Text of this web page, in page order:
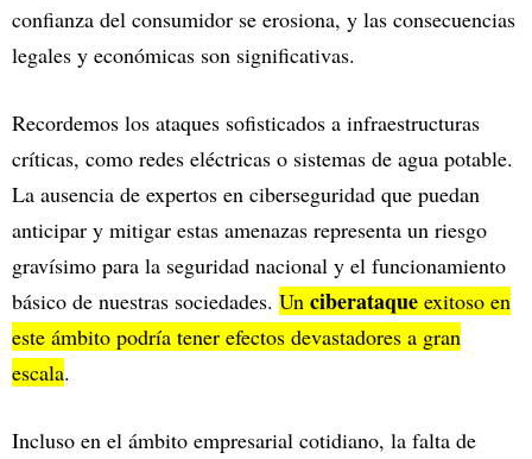
confianza del consumidor se erosiona, y las consecuencias
legales y económicas son significativas.
Recordemos los ataques sofisticados a infraestructuras
críticas, como redes eléctricas o sistemas de agua potable.
La ausencia de expertos en ciberseguridad que puedan
anticipar y mitigar estas amenazas representa un riesgo
gravísimo para la seguridad nacional y el funcionamiento
básico de nuestras sociedades. Un ciberataque exitoso en
este ámbito podría tener efectos devastadores a gran
escala.
Incluso en el ámbito empresarial cotidiano, la falta de